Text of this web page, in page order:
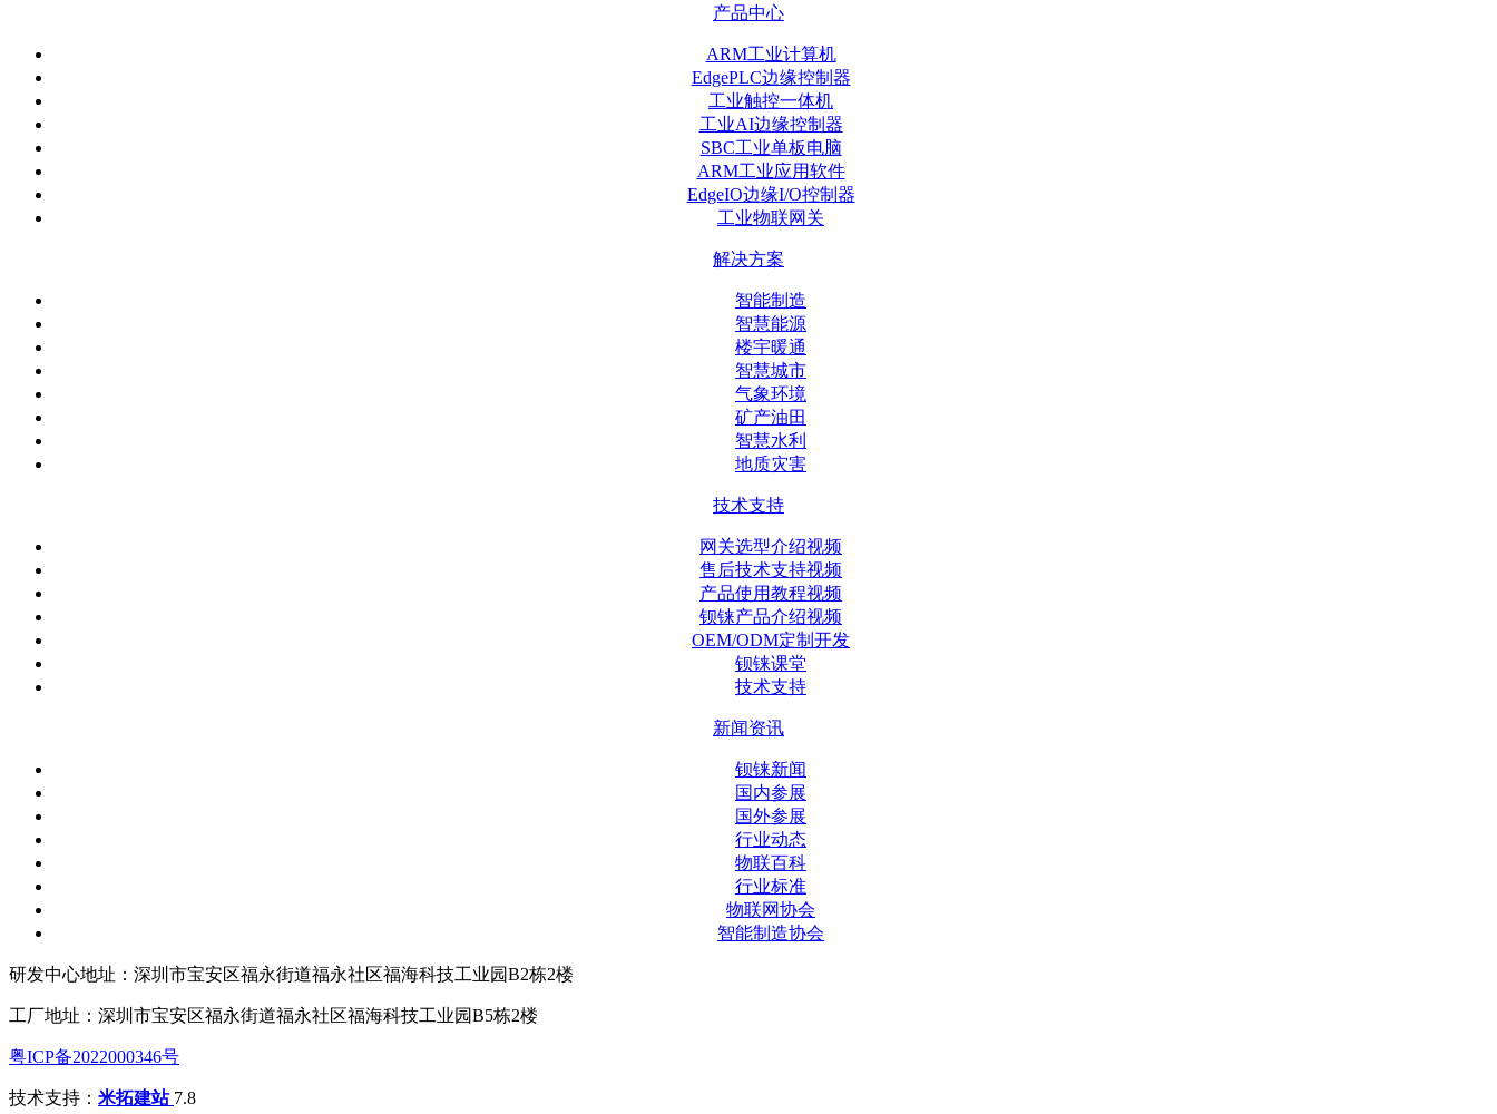
产品中心
ARM工业计算机
EdgePLC边缘控制器
工业触控一体机
工业AI边缘控制器
SBC工业单板电脑
ARM工业应用软件
EdgeIO边缘I/O控制器
工业物联网关
解决方案
智能制造
智慧能源
楼宇暖通
智慧城市
气象环境
矿产油田
智慧水利
地质灾害
技术支持
网关选型介绍视频
售后技术支持视频
产品使用教程视频
钡铼产品介绍视频
OEM/ODM定制开发
钡铼课堂
技术支持
新闻资讯
钡铼新闻
国内参展
国外参展
行业动态
物联百科
行业标准
物联网协会
智能制造协会
研发中心地址：深圳市宝安区福永街道福永社区福海科技工业园B2栋2楼
工厂地址：深圳市宝安区福永街道福永社区福海科技工业园B5栋2楼
粤ICP备2022000346号
技术支持： 米拓建站 7.8